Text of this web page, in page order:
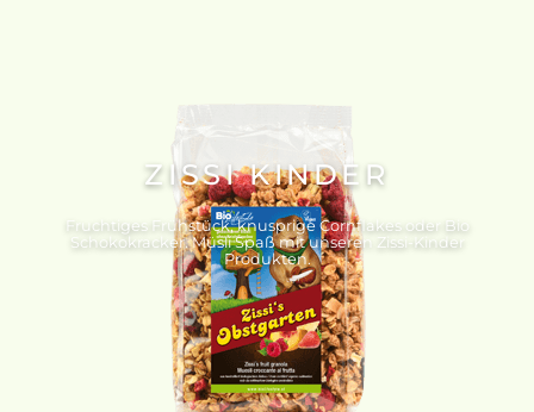
ZISSI KINDER
Fruchtiges Frühstück, knusprige Cornflakes oder Bio
Schokokracker. Müsli Spaß mit unseren Zissi-Kinder
Produkten.